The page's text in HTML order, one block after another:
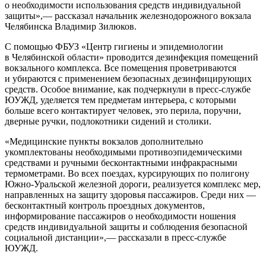
о необходимости использования средств индивидуальной
защиты»,— рассказал начальник железнодорожного вокзала
Челябинска Владимир Зилюков.
С помощью ФБУЗ «Центр гигиены и эпидемиологии
в Челябинской области» проводится дезинфекция помещений
вокзального комплекса. Все помещения проветриваются
и убираются с применением безопасных дезинфицирующих
средств. Особое внимание, как подчеркнули в пресс-службе
ЮУЖД, уделяется тем предметам интерьера, с которыми
больше всего контактирует человек, это перила, поручни,
дверные ручки, подлокотники сидений и столики.
«Медицинские пункты вокзалов дополнительно
укомплектованы необходимыми противоэпидемическими
средствами и ручными бесконтактными инфракрасными
термометрами. Во всех поездах, курсирующих по полигону
Южно-Уральской железной дороги, реализуется комплекс мер,
направленных на защиту здоровья пассажиров. Среди них —
бесконтактный контроль проездных документов,
информирование пассажиров о необходимости ношения
средств индивидуальной защиты и соблюдения безопасной
социальной дистанции»,— рассказали в пресс-службе
ЮУЖД.